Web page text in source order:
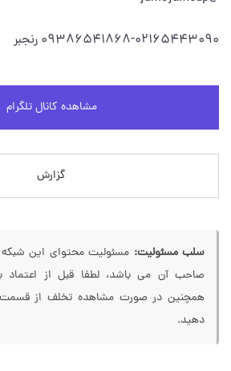
09386541868-02165443090 رنجبر
مشاهده کانال تلگرام
گزارش
سلب مسئولیت: مسئولیت محتوای این
صاحب آن می باشد، لطفا قبل از اعتماد
همچنین در صورت مشاهده تخلف از قسمت
دهید.